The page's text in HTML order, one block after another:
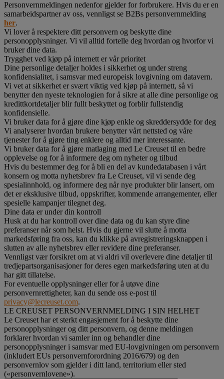
Personvernmeldingen nedenfor gjelder for forbrukere. Hvis du er en
samarbeidspartner av oss, vennligst se B2Bs personvernmelding
her.
Vi lover å respektere ditt personvern og beskytte dine
personopplysninger. Vi vil alltid fortelle deg hvordan og hvorfor vi
bruker dine data.
Trygghet ved kjøp på internett er vår prioritet
Dine personlige detaljer holdes i sikkerhet og under streng
konfidensialitet, i samsvar med europeisk lovgivning om datavern.
Vi vet at sikkerhet er svært viktig ved kjøp på internett, så vi
benytter den nyeste teknologien for å sikre at alle dine personlige og
kredittkortdetaljer blir fullt beskyttet og forblir fullstendig
konfidensielle.
Vi bruker data for å gjøre dine kjøp enkle og skreddersydde for deg
Vi analyserer hvordan brukere benytter vårt nettsted og våre
tjenester for å gjøre ting enklere og alltid mer interessante.
Vi bruker data for å gjøre matlaging med Le Creuset til en bedre
opplevelse og for å informere deg om nyheter og tilbud
Hvis du bestemmer deg for å bli en del av kundedatabasen i vårt
konsern og motta nyhetsbrev fra Le Creuset, vil vi sende deg
spesialinnhold, og informere deg når nye produkter blir lansert, om
det er eksklusive tilbud, oppskrifter, kommende arrangementer, eller
spesielle kampanjer tilegnet deg.
Dine data er under din kontroll
Husk at du har kontroll over dine data og du kan styre dine
preferanser når som helst. Hvis du gjerne vil slutte å motta
markedsføring fra oss, kan du klikke på avregistreringsknappen i
slutten av alle nyhetsbrev eller revidere dine preferanser.
Vennligst vær forsikret om at vi aldri vil overlevere dine detaljer til
tredjepartsorganisasjoner for deres egen markedsføring uten at du
har gitt tillatelse.
For eventuelle opplysninger eller for å utøve dine
personvernrettigheter, kan du sende oss e-post til
privacy@lecreuset.com.
LE CREUSET PERSONVERNMELDING I SIN HELHET
Le Creuset har et sterkt engasjement for å beskytte dine
personopplysninger og ditt personvern, og denne meldingen
forklarer hvordan vi samler inn og behandler dine
personopplysninger i samsvar med EU-lovgivningen om personvern
(inkludert EUs personvernforordning 2016/679) og den
personvernlov som gjelder i ditt land, territorium eller sted
(«personvernlovene»).